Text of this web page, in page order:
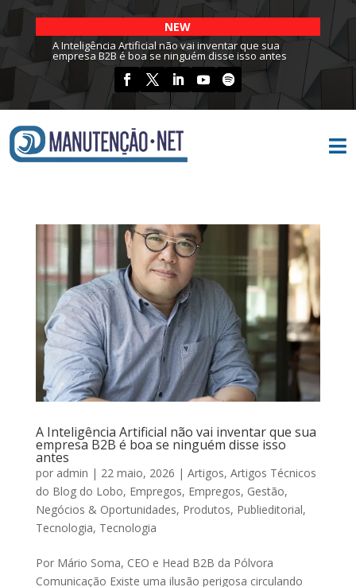
NEW
A Inteligência Artificial não vai inventar que sua
empresa B2B é boa se ninguém disse isso antes

A Inteligência Artificial não vai inventar que sua
empresa B2B é boa se ninguém disse isso
antes
por admin | 22 maio, 2026 | Artigos, Artigos Técnicos
do Blog do Lobo, Empregos, Empregos, Gestão,
Negócios & Oportunidades, Produtos, Publieditorial,
Tecnologia, Tecnologia
Por Mário Soma, CEO e Head B2B da Pólvora
Comunicação Existe uma ilusão perigosa circulando